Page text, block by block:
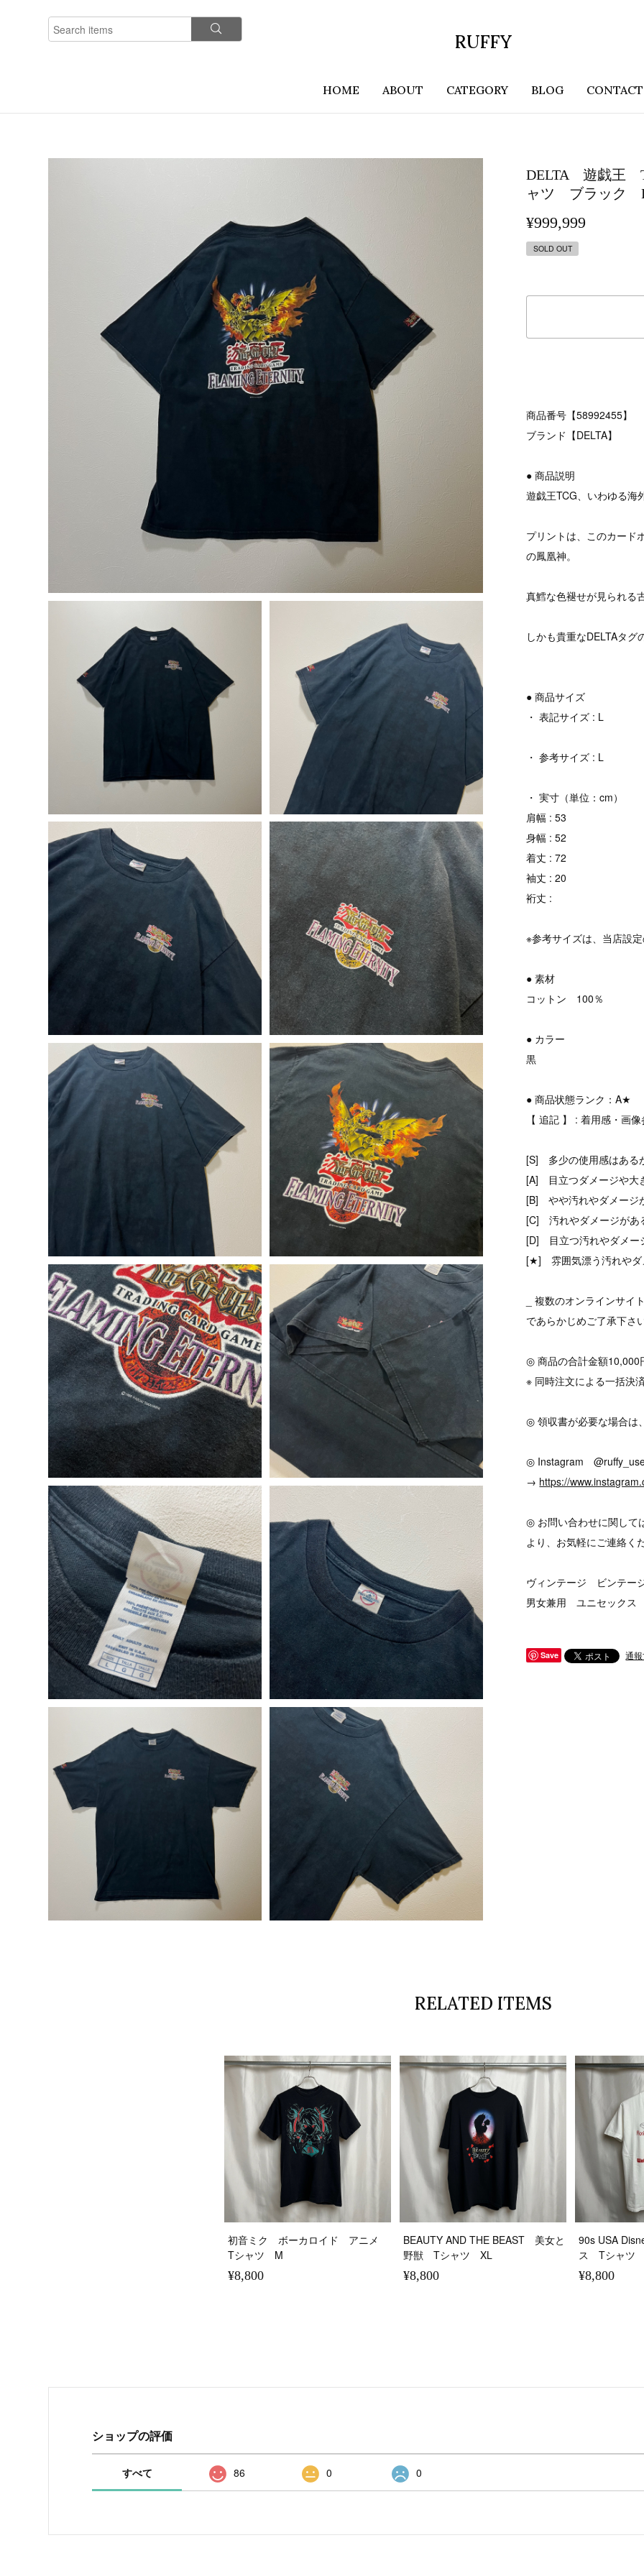
RUFFY
HOME ABOUT CATEGORY BLOG CONTACT
DELTA 遊戯王
ャツ ブラック
¥999,999
SOLD OUT
商品番号【58992455】
ブランド【DELTA】
● 商品説明
遊戯王TCG、いわゆる海
プリントは、このカード
の鳳凰神。
真鱈な色褪せが見られる
しかも貴重なDELTAタグ
● 商品サイズ
・ 表記サイズ : L
・ 参考サイズ : L
・ 実寸（単位：cm）
肩幅 : 53
身幅 : 52
着丈 : 72
袖丈 : 20
裄丈 :
※参考サイズは、当店設
● 素材
コットン 100％
● カラー
黒
● 商品状態ランク：A★
【 追記 】 : 着用感・画
[S] 多少の使用感はある
[A] 目立つダメージや大
[B] やや汚れやダメージ
[C] 汚れやダメージがあ
[D] 目立つ汚れやダメー
[★] 雰囲気漂う汚れやダ
_ 複数のオンラインサ
であらかじめご了承下さ
◎ 商品の合計金額10,000
※ 同時注文による一括決
◎ 領収書が必要な場合は
◎ Instagram
→ https://
◎ お問い合わせに関して
より、お気軽にご連絡く
ヴィンテージ ビンテー
男女兼用 ユニセックス
Save 通
RELATED ITEMS
初音ミク ボーカロイド アニメ
Tシャツ M
¥8,800
BEAUTY AND THE BEAST 美女と
野獣 Tシャツ XL
¥8,800
90s USA
ス Tシャツ
¥8,800
ショップの評価
すべて 86 0 0